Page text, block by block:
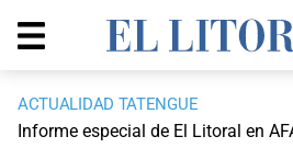
ACTUALIDAD TATENGUE
Informe especial de El Litoral en